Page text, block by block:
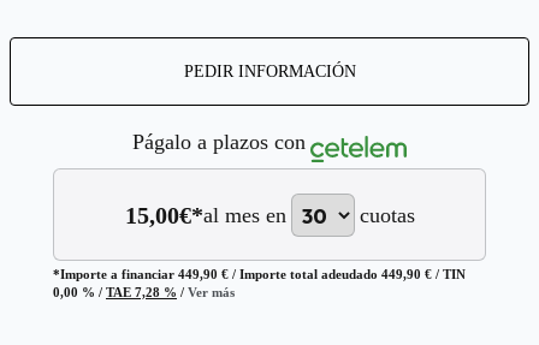
PEDIR INFORMACIÓN
Págalo a plazos con
15,00€*al mes en cuotas
*Importe a financiar 449,90 € / Importe total adeudado 449,90 € / TIN
0,00 % / TAE 7,28 % / Ver más